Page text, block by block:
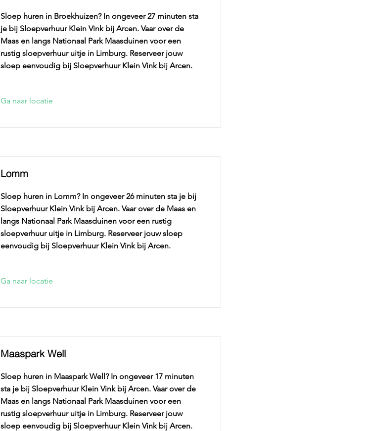
Sloep huren in Broekhuizen? In ongeveer 27 minuten sta
je bij Sloepverhuur Klein Vink bij Arcen. Vaar over de
Maas en langs Nationaal Park Maasduinen voor een
rustig sloepverhuur uitje in Limburg. Reserveer jouw
sloep eenvoudig bij Sloepverhuur Klein Vink bij Arcen.
Ga naar locatie
Lomm
Sloep huren in Lomm? In ongeveer 26 minuten sta je bij
Sloepverhuur Klein Vink bij Arcen. Vaar over de Maas en
langs Nationaal Park Maasduinen voor een rustig
sloepverhuur uitje in Limburg. Reserveer jouw sloep
eenvoudig bij Sloepverhuur Klein Vink bij Arcen.
Ga naar locatie
Maaspark Well
Sloep huren in Maaspark Well? In ongeveer 17 minuten
sta je bij Sloepverhuur Klein Vink bij Arcen. Vaar over de
Maas en langs Nationaal Park Maasduinen voor een
rustig sloepverhuur uitje in Limburg. Reserveer jouw
sloep eenvoudig bij Sloepverhuur Klein Vink bij Arcen.